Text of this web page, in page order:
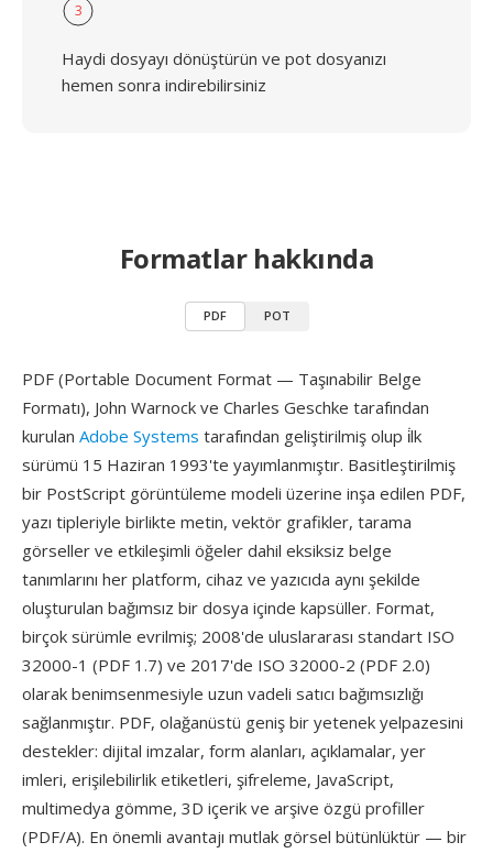
3
Haydi dosyayı dönüştürün ve pot dosyanızı
hemen sonra indirebilirsiniz
Formatlar hakkında
PDF POT
PDF (Portable Document Format — Taşınabilir Belge
Formatı), John Warnock ve Charles Geschke tarafından
kurulan Adobe Systems tarafından geliştirilmiş olup i̇lk
sürümü 15 Haziran 1993'te yayımlanmıştır. Basitleştirilmiş
bir PostScript görüntüleme modeli üzerine inşa edilen PDF,
yazı tipleriyle birlikte metin, vektör grafikler, tarama
görseller ve etkileşimli öğeler dahil eksiksiz belge
tanımlarını her platform, cihaz ve yazıcıda aynı şekilde
oluşturulan bağımsız bir dosya içinde kapsüller. Format,
birçok sürümle evrilmiş; 2008'de uluslararası standart ISO
32000-1 (PDF 1.7) ve 2017'de ISO 32000-2 (PDF 2.0)
olarak benimsenmesiyle uzun vadeli satıcı bağımsızlığı
sağlanmıştır. PDF, olağanüstü geniş bir yetenek yelpazesini
destekler: dijital imzalar, form alanları, açıklamalar, yer
imleri, erişilebilirlik etiketleri, şifreleme, JavaScript,
multimedya gömme, 3D içerik ve arşive özgü profiller
(PDF/A). En önemli avantajı mutlak görsel bütünlüktür — bir